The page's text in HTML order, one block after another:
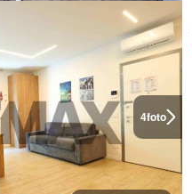
4foto